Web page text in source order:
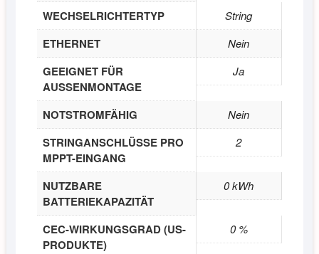
WECHSELRICHTERTYP String
ETHERNET Nein
GEEIGNET FÜR
AUSSENMONTAGE
Ja
NOTSTROMFÄHIG Nein
STRINGANSCHLÜSSE PRO
MPPT-EINGANG
2
NUTZBARE
BATTERIEKAPAZITÄT
0 kWh
CEC-WIRKUNGSGRAD (US-
PRODUKTE)
0 %